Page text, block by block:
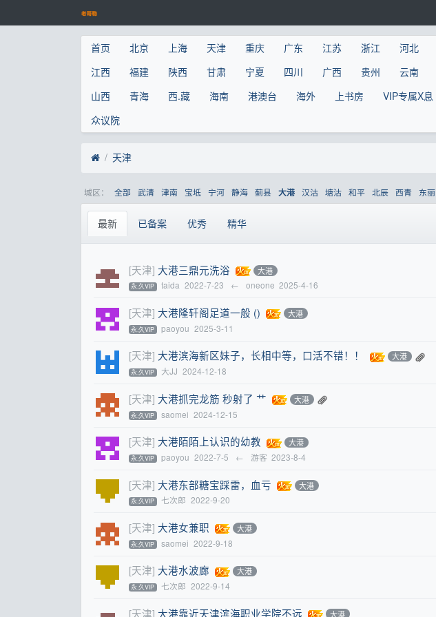
首页 北京 上海 天津 重庆 广东 江苏 浙江 河北
江西
福建 陕西 甘肃 宁夏 四川 广西 贵州 云南
山西
青海 西.藏 海南 港澳台 海外 上书房 VIP专属X息
众议院
天津
城区： 全部 武清 津南 宝坻 宁河 静海 蓟县 大港 汉沽 塘沽 和平 北辰 西青 东丽
最新 已备案 优秀 精华
[天津] 大港三鼎元洗浴 大港
永.久VIP taida 2022-7-23 ← oneone 2025-4-16
[天津] 大港隆轩阁足道一般 () 大港
永.久VIP paoyou 2025-3-11
[天津] 大港滨海新区妹子，长相中等，口活不错！！ 大港
永.久VIP 大JJ 2024-12-18
[天津] 大港抓完龙筋 秒射了 艹 大港
永.久VIP saomei 2024-12-15
[天津] 大港陌陌上认识的幼教 大港
永.久VIP paoyou 2022-7-5 ← 游客 2023-8-4
[天津] 大港东部糖宝踩雷，血亏 大港
永.久VIP 七次郎 2022-9-20
[天津] 大港女兼职 大港
永.久VIP saomei 2022-9-18
[天津] 大港水波廊 大港
永.久VIP 七次郎 2022-9-14
[天津] 大港靠近天津滨海职业学院不远 大港